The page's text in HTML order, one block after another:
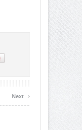
Next ›